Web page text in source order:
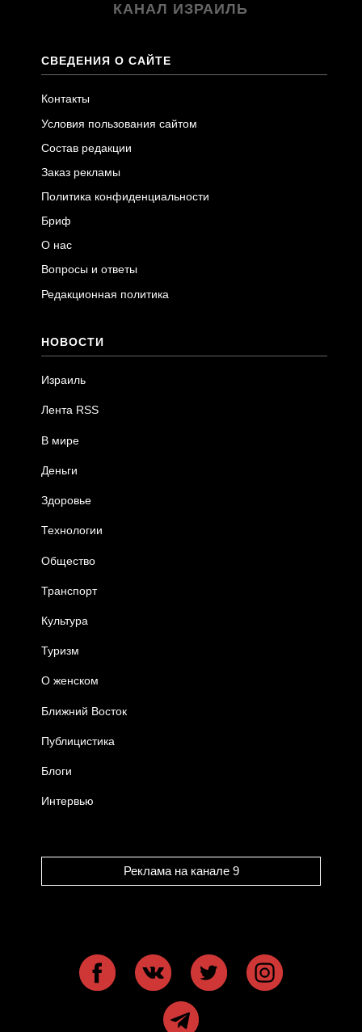
КАНАЛ ИЗРАИЛЬ
СВЕДЕНИЯ О САЙТЕ
Контакты
Условия пользования сайтом
Состав редакции
Заказ рекламы
Политика конфиденциальности
Бриф
О нас
Вопросы и ответы
Редакционная политика
НОВОСТИ
Израиль
Лента RSS
В мире
Деньги
Здоровье
Технологии
Общество
Транспорт
Культура
Туризм
О женском
Ближний Восток
Публицистика
Блоги
Интервью
Реклама на канале 9